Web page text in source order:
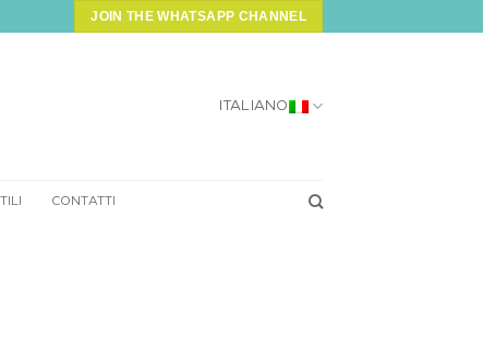
JOIN THE WHATSAPP CHANNEL
ITALIANO
CONTATTI